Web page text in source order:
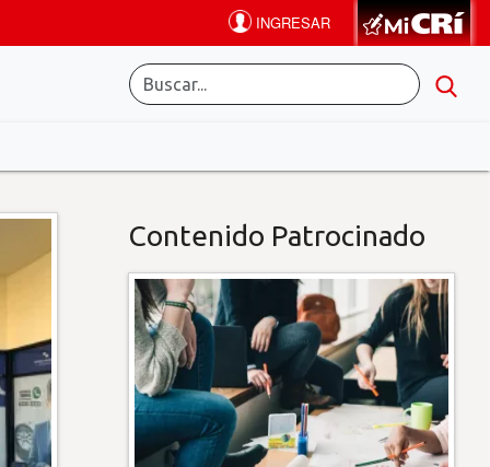
Contenido Patrocinado